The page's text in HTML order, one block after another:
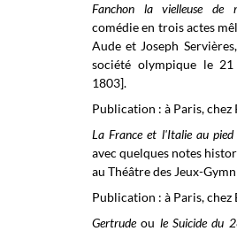
Fanchon la vielleuse de
comédie en trois actes
Aude et Joseph
société olympique le
1803].
Publication : à Paris, chez
La France et l'Italie au pied
avec quelques notes
au Théâtre des Jeux-
Publication : à Paris, chez
Gertrudeou le Suicide du